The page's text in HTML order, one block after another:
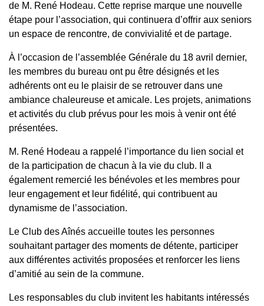
de M. René Hodeau. Cette reprise marque une nouvelle
étape pour l’association, qui continuera d’offrir aux seniors
un espace de rencontre, de convivialité et de partage.
À l’occasion de l’assemblée Générale du 18 avril dernier,
les membres du bureau ont pu être désignés et les
adhérents ont eu le plaisir de se retrouver dans une
ambiance chaleureuse et amicale. Les projets, animations
et activités du club prévus pour les mois à venir ont été
présentées.
M. René Hodeau a rappelé l’importance du lien social et
de la participation de chacun à la vie du club. Il a
également remercié les bénévoles et les membres pour
leur engagement et leur fidélité, qui contribuent au
dynamisme de l’association.
Le Club des Aînés accueille toutes les personnes
souhaitant partager des moments de détente, participer
aux différentes activités proposées et renforcer les liens
d’amitié au sein de la commune.
Les responsables du club invitent les habitants intéressés